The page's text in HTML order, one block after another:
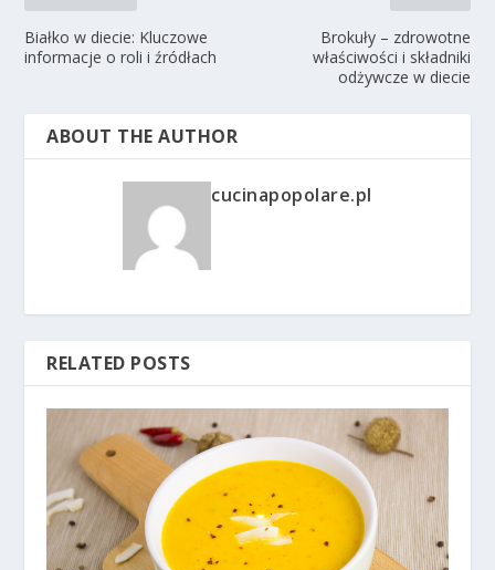
Białko w diecie: Kluczowe
informacje o roli i źródłach
Brokuły – zdrowotne
właściwości i składniki
odżywcze w diecie
ABOUT THE AUTHOR
cucinapopolare.pl
RELATED POSTS